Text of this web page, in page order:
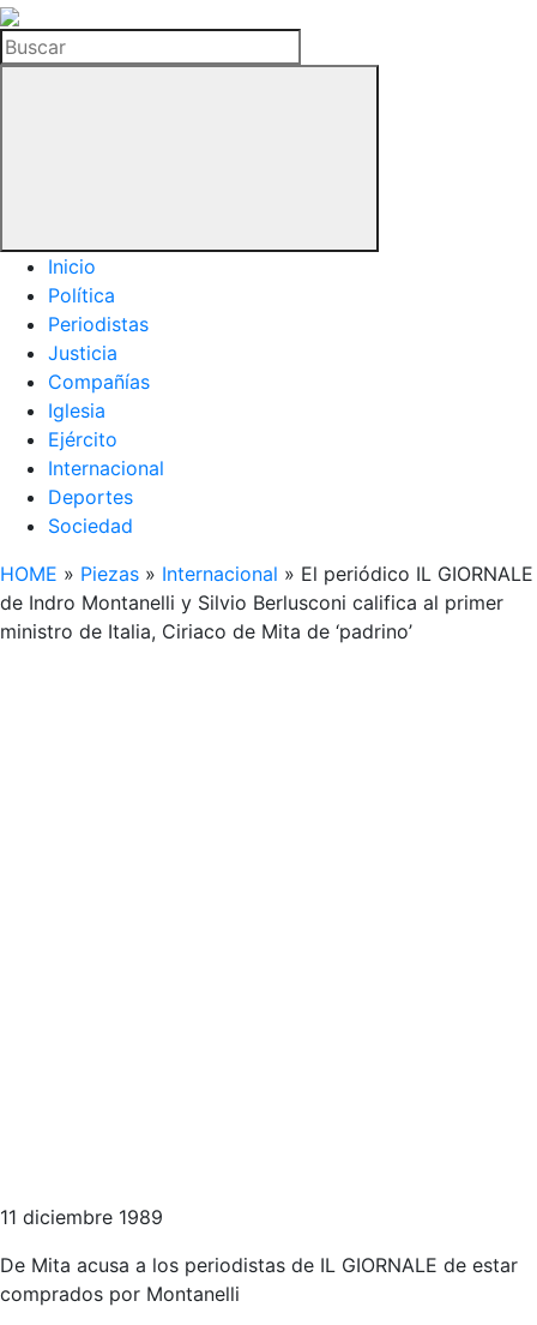
La
Hemeroteca
del
Buscar
Inicio
Política
Periodistas
Justicia
Compañías
Iglesia
Ejército
Internacional
Deportes
Sociedad
HOME » Piezas » Internacional » El periódico IL GIORNALE
de Indro Montanelli y Silvio Berlusconi califica al primer
ministro de Italia, Ciriaco de Mita de ‘padrino’
11 diciembre 1989
De Mita acusa a los periodistas de IL GIORNALE de estar
comprados por Montanelli